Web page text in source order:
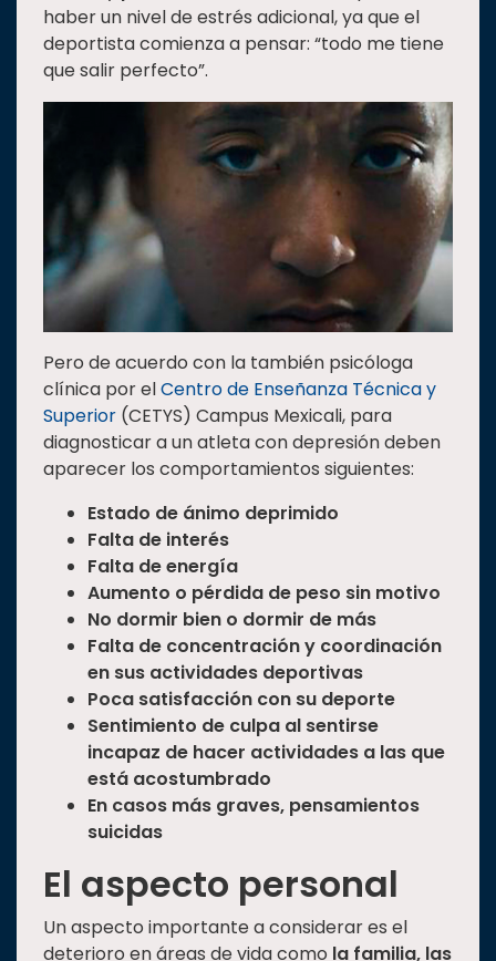
haber un nivel de estrés adicional, ya que el
deportista comienza a pensar: “todo me tiene
que salir perfecto”.
Pero de acuerdo con la también psicóloga
clínica por elCentro de Enseñanza Técnica y
Superior (CETYS) Campus Mexicali, para
diagnosticar a un atleta con depresión deben
aparecer los comportamientos siguientes:
Estado de ánimo deprimido
Falta de interés
Falta de energía
Aumento o pérdida de peso sin motivo
No dormir bien o dormir de más
Falta de concentración y coordinación
en sus actividades deportivas
Poca satisfacción con su deporte
Sentimiento de culpa al sentirse
incapaz de hacer actividades a las que
está acostumbrado
En casos más graves, pensamientos
suicidas
El aspecto personal
Un aspecto importante a considerar es el
deterioro en áreas de vida como la familia, las